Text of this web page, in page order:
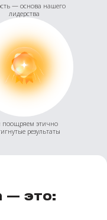
— основа нашего
лидерства
этично
результаты
— это: